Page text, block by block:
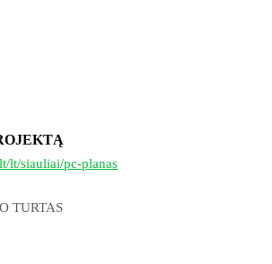
lt/siauliai/pc-planas
TURTAS